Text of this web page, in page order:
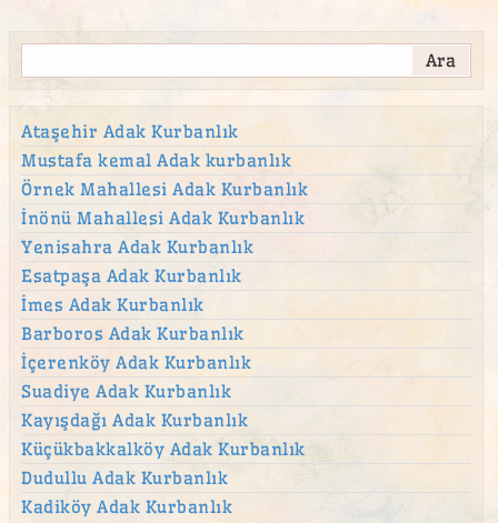
Ataşehir Adak Kurbanlık
Mustafa kemal Adak kurbanlık
Örnek Mahallesi Adak Kurbanlık
İnönü Mahallesi Adak Kurbanlık
Yenisahra Adak Kurbanlık
Esatpaşa Adak Kurbanlık
İmes Adak Kurbanlık
Barboros Adak Kurbanlık
İçerenköy Adak Kurbanlık
Suadiye Adak Kurbanlık
Kayışdağı Adak Kurbanlık
Küçükbakkalköy Adak Kurbanlık
Dudullu Adak Kurbanlık
Kadiköy Adak Kurbanlık